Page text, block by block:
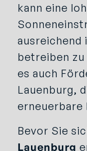
kann eine
ausreichend
betreiben zu
es auch
Lauenburg,
erneuerbare
Bevor Sie
Lauenburg